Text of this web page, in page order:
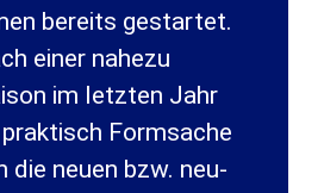
bereits gestartet.
einer nahezu
im letzten Jahr
Formsache
die neuen bzw. neu-